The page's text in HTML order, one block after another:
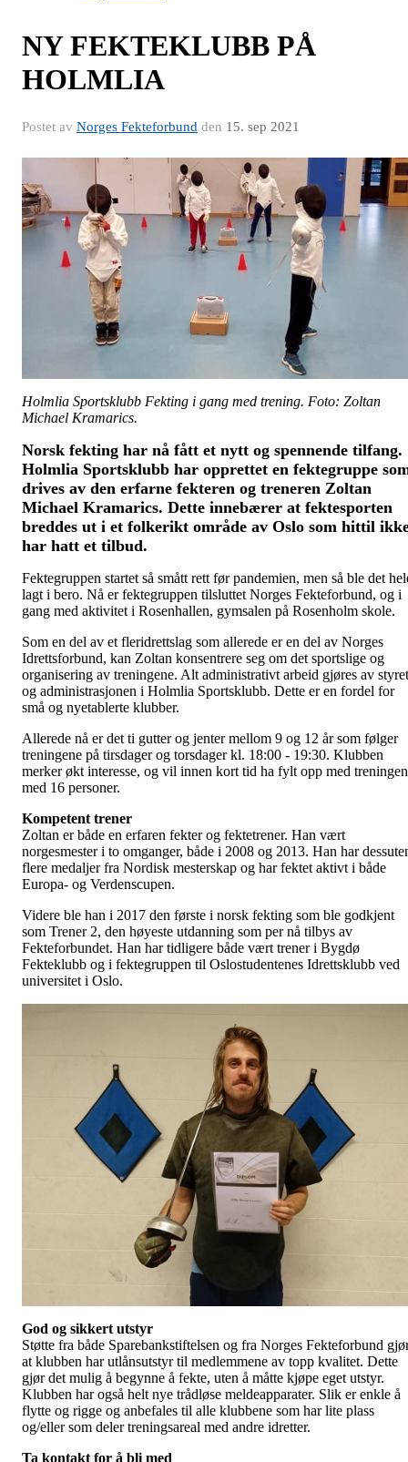
NY FEKTEKLUBB PÅ
HOLMLIA
Postet av Norges Fekteforbund den 15. sep 2021
Holmlia Sportsklubb Fekting i gang med trening. Foto: Zoltan
Michael Kramarics.
Norsk fekting har nå fått et nytt og spennende tilfang.
Holmlia Sportsklubb har opprettet en fektegruppe
drives av den erfarne fekteren og treneren Zoltan
Michael Kramarics. Dette innebærer at fektesporten
breddes ut i et folkerikt område av Oslo som hittil
har hatt et tilbud.
Fektegruppen startet så smått rett før pandemien, men så ble det
lagt i bero. Nå er fektegruppen tilsluttet Norges Fekteforbund, og i
gang med aktivitet i Rosenhallen, gymsalen på Rosenholm skole.
Som en del av et fleridrettslag som allerede er en del av Norges
Idrettsforbund, kan Zoltan konsentrere seg om det sportslige og
organisering av treningene. Alt administrativt arbeid gjøres av styret
og administrasjonen i Holmlia Sportsklubb. Dette er en fordel for
små og nyetablerte klubber.
Allerede nå er det ti gutter og jenter mellom 9 og 12 år som følger
treningene på tirsdager og torsdager kl. 18:00 - 19:30. Klubben
merker økt interesse, og vil innen kort tid ha fylt opp med
med 16 personer.
Kompetent trener
Zoltan er både en erfaren fekter og fektetrener. Han vært
norgesmester i to omganger, både i 2008 og 2013. Han har
flere medaljer fra Nordisk mesterskap og har fektet aktivt i både
Europa- og Verdenscupen.
Videre ble han i 2017 den første i norsk fekting som ble godkjent
som Trener 2, den høyeste utdanning som per nå tilbys av
Fekteforbundet. Han har tidligere både vært trener i Bygdø
Fekteklubb og i fektegruppen til Oslostudentenes Idrettsklubb ved
universitet i Oslo.
God og sikkert utstyr
Støtte fra både Sparebankstiftelsen og fra Norges Fekteforbund
at klubben har utlånsutstyr til medlemmene av topp kvalitet. Dette
gjør det mulig å begynne å fekte, uten å måtte kjøpe eget utstyr.
Klubben har også helt nye trådløse meldeapparater. Slik er enkle å
flytte og rigge og anbefales til alle klubbene som har lite plass
og/eller som deler treningsareal med andre idretter.
Ta kontakt for å bli med